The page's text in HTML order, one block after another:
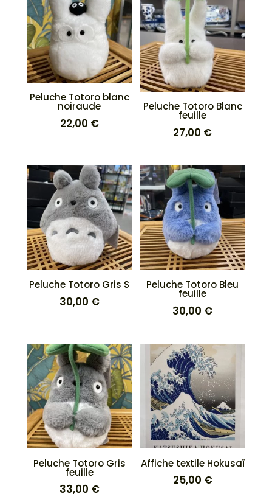
Peluche Totoro blanc
noiraude
22,00 €
Peluche Totoro Blanc
feuille
27,00 €
Peluche Totoro Gris S
30,00 €
Peluche Totoro Bleu
feuille
30,00 €
Peluche Totoro Gris
feuille
33,00 €
Affiche textile Hokusaï
25,00 €